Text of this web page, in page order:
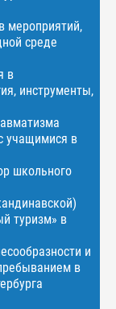
мероприятий,
среде
в
инструменты,
учащимися в
школьного
туризм» в
и
в